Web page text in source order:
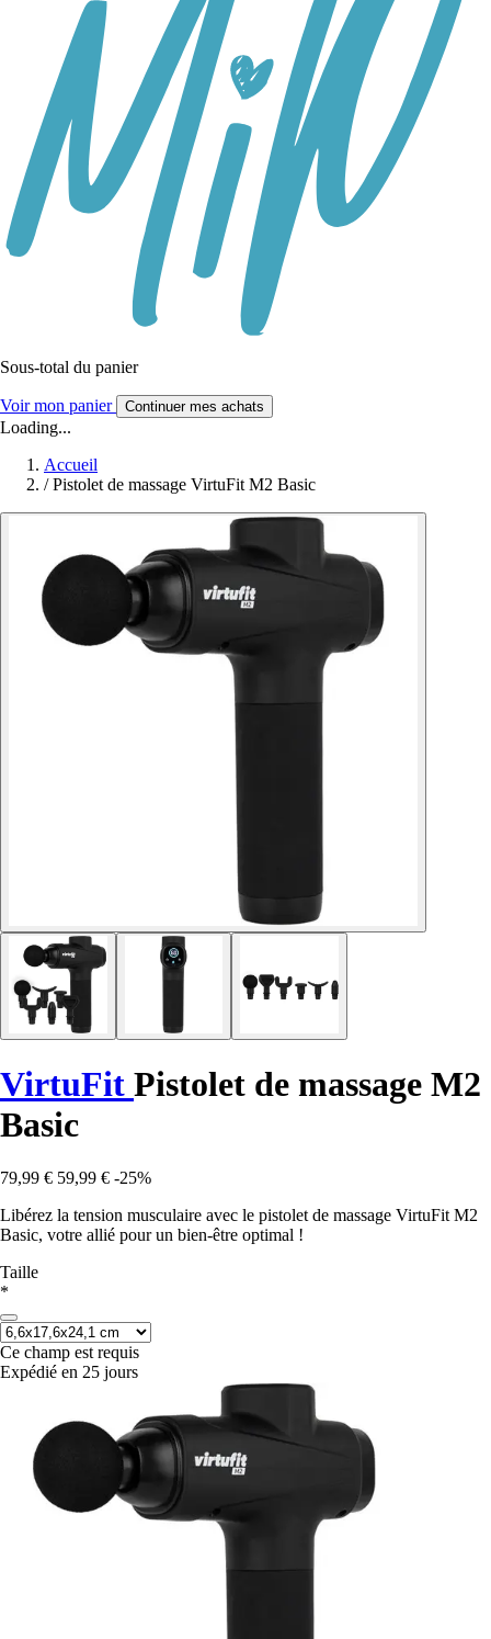
Sous-total du panier
Voir mon panier Continuer mes achats
Loading...
Accueil
/ Pistolet de massage VirtuFit M2 Basic
VirtuFit Pistolet de massage M2
Basic
79,99 € 59,99 € -25%
Libérez la tension musculaire avec le pistolet de massage VirtuFit M2
Basic, votre allié pour un bien-être optimal !
Taille
*
Ce champ est requis
Expédié en 25 jours